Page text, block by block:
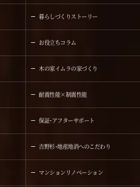
暮らしづくりストーリー
お役立ちコラム
木の家イムラの家づくり
耐震性能×制震性能
保証・アフターサポート
吉野杉・地産地消へのこだわり
マンションリノベーション